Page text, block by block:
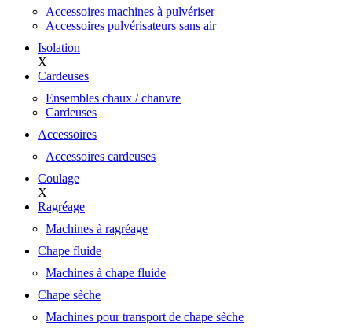
Accessoires machines à pulvériser
Accessoires pulvérisateurs sans air
Isolation
X
Cardeuses
Ensembles chaux / chanvre
Cardeuses
Accessoires
Accessoires cardeuses
Coulage
X
Ragréage
Machines à ragréage
Chape fluide
Machines à chape fluide
Chape sèche
Machines pour transport de chape sèche